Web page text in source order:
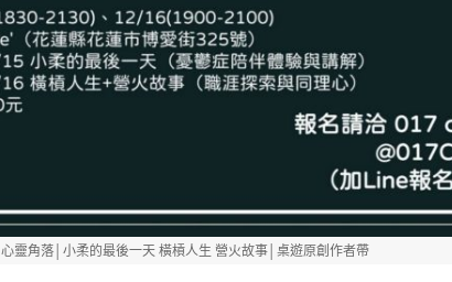
心靈角落│小柔的最後一天 橫槓人生 營火故事│桌遊原創作者帶